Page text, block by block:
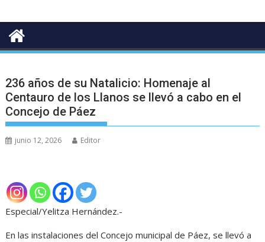
236 años de su Natalicio: Homenaje al
Centauro de los Llanos se llevó a cabo en el
Concejo de Páez
junio 12, 2026 Editor
Especial/Yelitza Hernández.-
En las instalaciones del Concejo municipal de Páez, se llevó a